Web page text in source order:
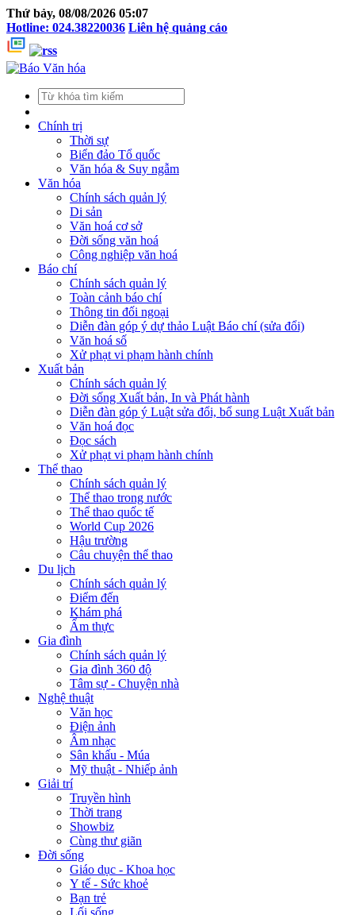
Thứ bảy, 08/08/2026 05:07
Hotline: 024.38220036 Liên hệ quảng cáo
Chính trị
Thời sự
Biển đảo Tổ quốc
Văn hóa & Suy ngẫm
Văn hóa
Chính sách quản lý
Di sản
Văn hoá cơ sở
Đời sống văn hoá
Công nghiệp văn hoá
Báo chí
Chính sách quản lý
Toàn cảnh báo chí
Thông tin đối ngoại
Diễn đàn góp ý dự thảo Luật Báo chí (sửa đổi)
Văn hoá số
Xử phạt vi phạm hành chính
Xuất bản
Chính sách quản lý
Đời sống Xuất bản, In và Phát hành
Diễn đàn góp ý Luật sửa đổi, bổ sung Luật Xuất bản
Văn hoá đọc
Đọc sách
Xử phạt vi phạm hành chính
Thể thao
Chính sách quản lý
Thể thao trong nước
Thể thao quốc tế
World Cup 2026
Hậu trường
Câu chuyện thể thao
Du lịch
Chính sách quản lý
Điểm đến
Khám phá
Ẩm thực
Gia đình
Chính sách quản lý
Gia đình 360 độ
Tâm sự - Chuyện nhà
Nghệ thuật
Văn học
Điện ảnh
Âm nhạc
Sân khấu - Múa
Mỹ thuật - Nhiếp ảnh
Giải trí
Truyền hình
Thời trang
Showbiz
Cùng thư giãn
Đời sống
Giáo dục - Khoa học
Y tế - Sức khoẻ
Bạn trẻ
Lối sống